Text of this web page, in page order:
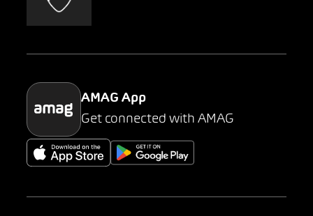
Parking
AMAG App
Get connected with AMAG